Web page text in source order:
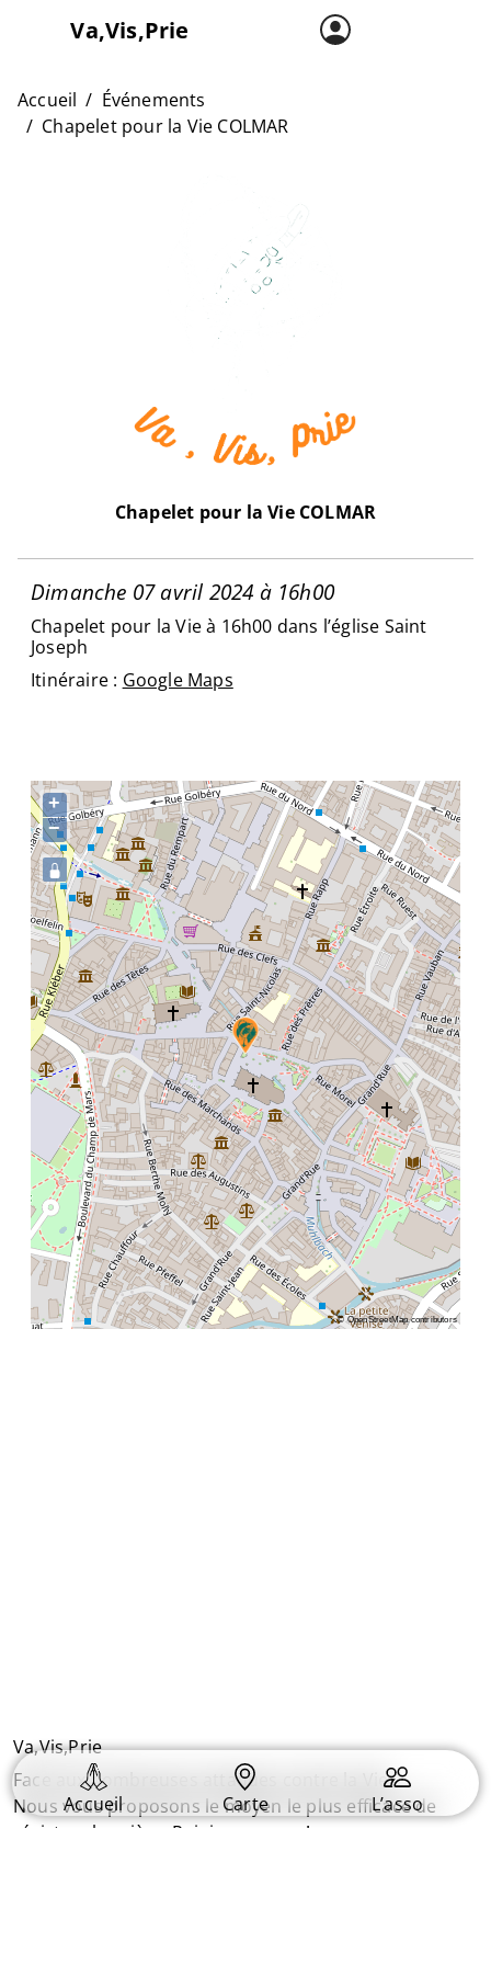
Va,Vis,Prie
Accueil
Carte
L’asso
Accueil
Événements
Chapelet pour la Vie COLMAR
Chapelet pour la Vie COLMAR
Dimanche 07 avril 2024 à 16h00
Chapelet pour la Vie à 16h00 dans l’église Saint
Joseph
Itinéraire : Google Maps
+
−
©OpenStreetMapcontributors
Accueil Carte L’asso
Va,Vis,Prie
Face aux nombreuses attaques contre la Vie.
Nous vous proposons le moyen le plus efficace de
résister : la prière. Rejoignez nous !